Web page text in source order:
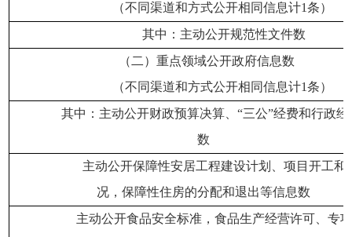
（不同渠道和方式公开相同信息计1条）
其中：主动公开规范性文件数
（二）重点领域公开政府信息数
（不同渠道和方式公开相同信息计1条）
其中：主动公开财政预算决算、“三公”经费和行政经
数
主动公开保障性安居工程建设计划、项目开工和
况，保障性住房的分配和退出等信息数
主动公开食品安全标准，食品生产经营许可、专